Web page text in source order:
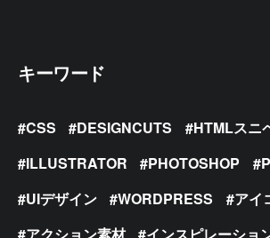
キーワード
CSS DESIGNCUTS
HTMLスニ
ILLUSTRATOR
PHOTOSHOP
UIデザイン
WORDPRESS
アイ